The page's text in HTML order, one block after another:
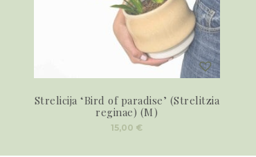
Strelicija ‘Bird of paradise’ (Strelitzia
reginae) (M)
15,00 €